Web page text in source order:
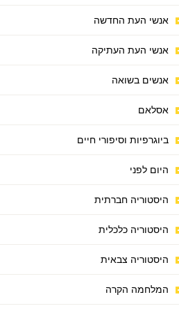
אנשי העת החדשה
אנשי העת העתיקה
אנשים בשואה
אסלאם
ביוגרפיות וסיפורי חיים
היום לפני
היסטוריה חברתית
היסטוריה כלכלית
היסטוריה צבאית
המלחמה הקרה